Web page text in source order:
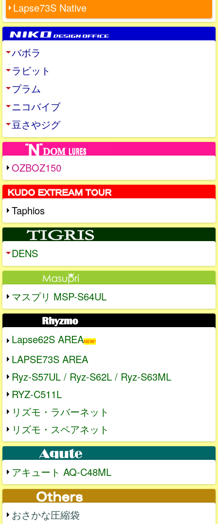
Lapse73S Native
バボラ
ラビット
プラム
ニコバイブ
豆さやジグ
OZBOZ150
Taphios
DENS
マスプリ MSP-S64UL
Lapse62S AREANEW!
LAPSE73S AREA
Ryz-S57UL / Ryz-S62L / Ryz-S63ML
RYZ-C511L
リズモ・ラバーネット
リズモ・スペアネット
アキュート AQ-C48ML
おさかな圧縮袋